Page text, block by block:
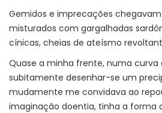
Gemidos e imprecações
misturados com gargalhadas
cínicas, cheias de ateísmo
Quase a minha frente, numa curva
subitamente desenhar-se um
mudamente me convidava ao
imaginação doentia, tinha a forma